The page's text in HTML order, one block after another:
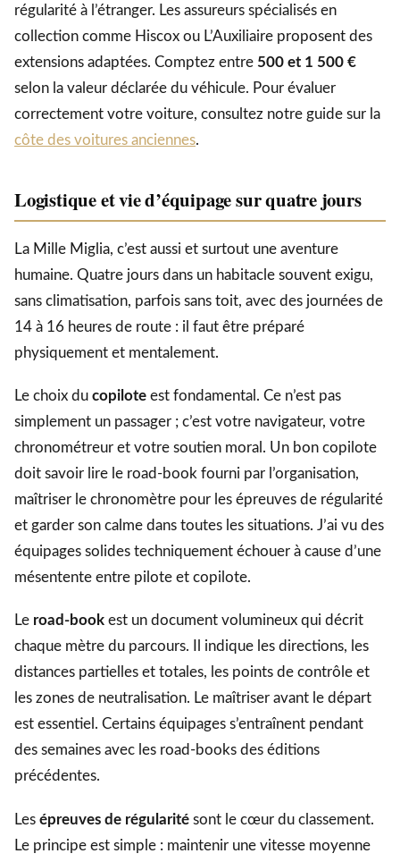
régularité à l’étranger. Les assureurs spécialisés en
collection comme Hiscox ou L’Auxiliaire proposent des
extensions adaptées. Comptez entre 500 et 1 500 €
selon la valeur déclarée du véhicule. Pour évaluer
correctement votre voiture, consultez notre guide sur la
côte des voitures anciennes.
Logistique et vie d’équipage sur quatre jours
La Mille Miglia, c’est aussi et surtout une aventure
humaine. Quatre jours dans un habitacle souvent exigu,
sans climatisation, parfois sans toit, avec des journées de
14 à 16 heures de route : il faut être préparé
physiquement et mentalement.
Le choix du copilote est fondamental. Ce n’est pas
simplement un passager ; c’est votre navigateur, votre
chronométreur et votre soutien moral. Un bon copilote
doit savoir lire le road-book fourni par l’organisation,
maîtriser le chronomètre pour les épreuves de régularité
et garder son calme dans toutes les situations. J’ai vu des
équipages solides techniquement échouer à cause d’une
mésentente entre pilote et copilote.
Le road-book est un document volumineux qui décrit
chaque mètre du parcours. Il indique les directions, les
distances partielles et totales, les points de contrôle et
les zones de neutralisation. Le maîtriser avant le départ
est essentiel. Certains équipages s’entraînent pendant
des semaines avec les road-books des éditions
précédentes.
Les épreuves de régularité sont le cœur du classement.
Le principe est simple : maintenir une vitesse moyenne